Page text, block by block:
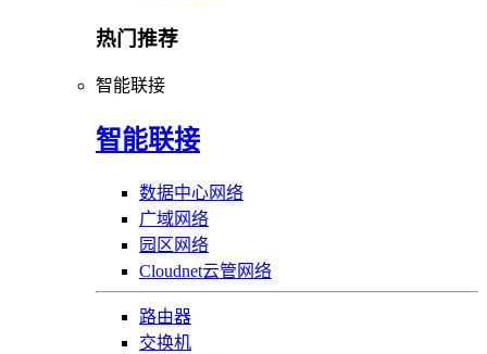
热门推荐
智能联接
智能联接
数据中心网络
广域网络
园区网络
Cloudnet云管网络
路由器
交换机